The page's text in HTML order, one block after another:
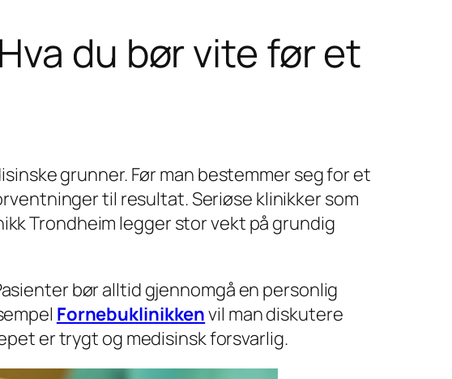
du bør vite før et
grunner. Før man bestemmer seg for et
til resultat. Seriøse klinikker som
Trondheim legger stor vekt på grundig
bør alltid gjennomgå en personlig
Fornebuklinikkenvil man diskutere
er trygt og medisinsk forsvarlig.